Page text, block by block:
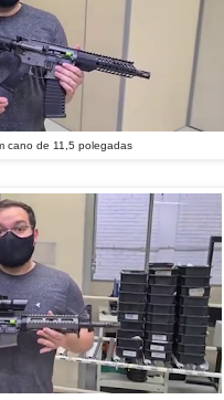
cano de 11,5 polegadas